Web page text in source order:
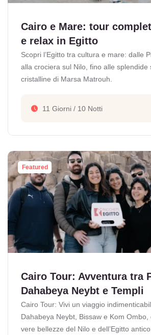
Cairo e Mare: tour
e relax in Egitto
Scopri l’Egitto tra cultura e mare: dalle
alla crociera sul Nilo, fino alle splendide
cristalline di Marsa Matrouh.
11 Giorni / 10 Notti
Featured
Cairo Tour: Avventura tra
Dahabeya Neybt e Templi
Cairo Tour: Vivi un viaggio
Dahabeya Neybt, Bissaw e Kom Ombo,
vere bellezze del Nilo e dell’Egitto